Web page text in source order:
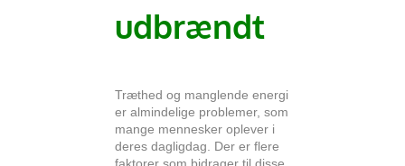
udbrændt
Træthed og manglende energi
er almindelige problemer, som
mange mennesker oplever i
deres dagligdag. Der er flere